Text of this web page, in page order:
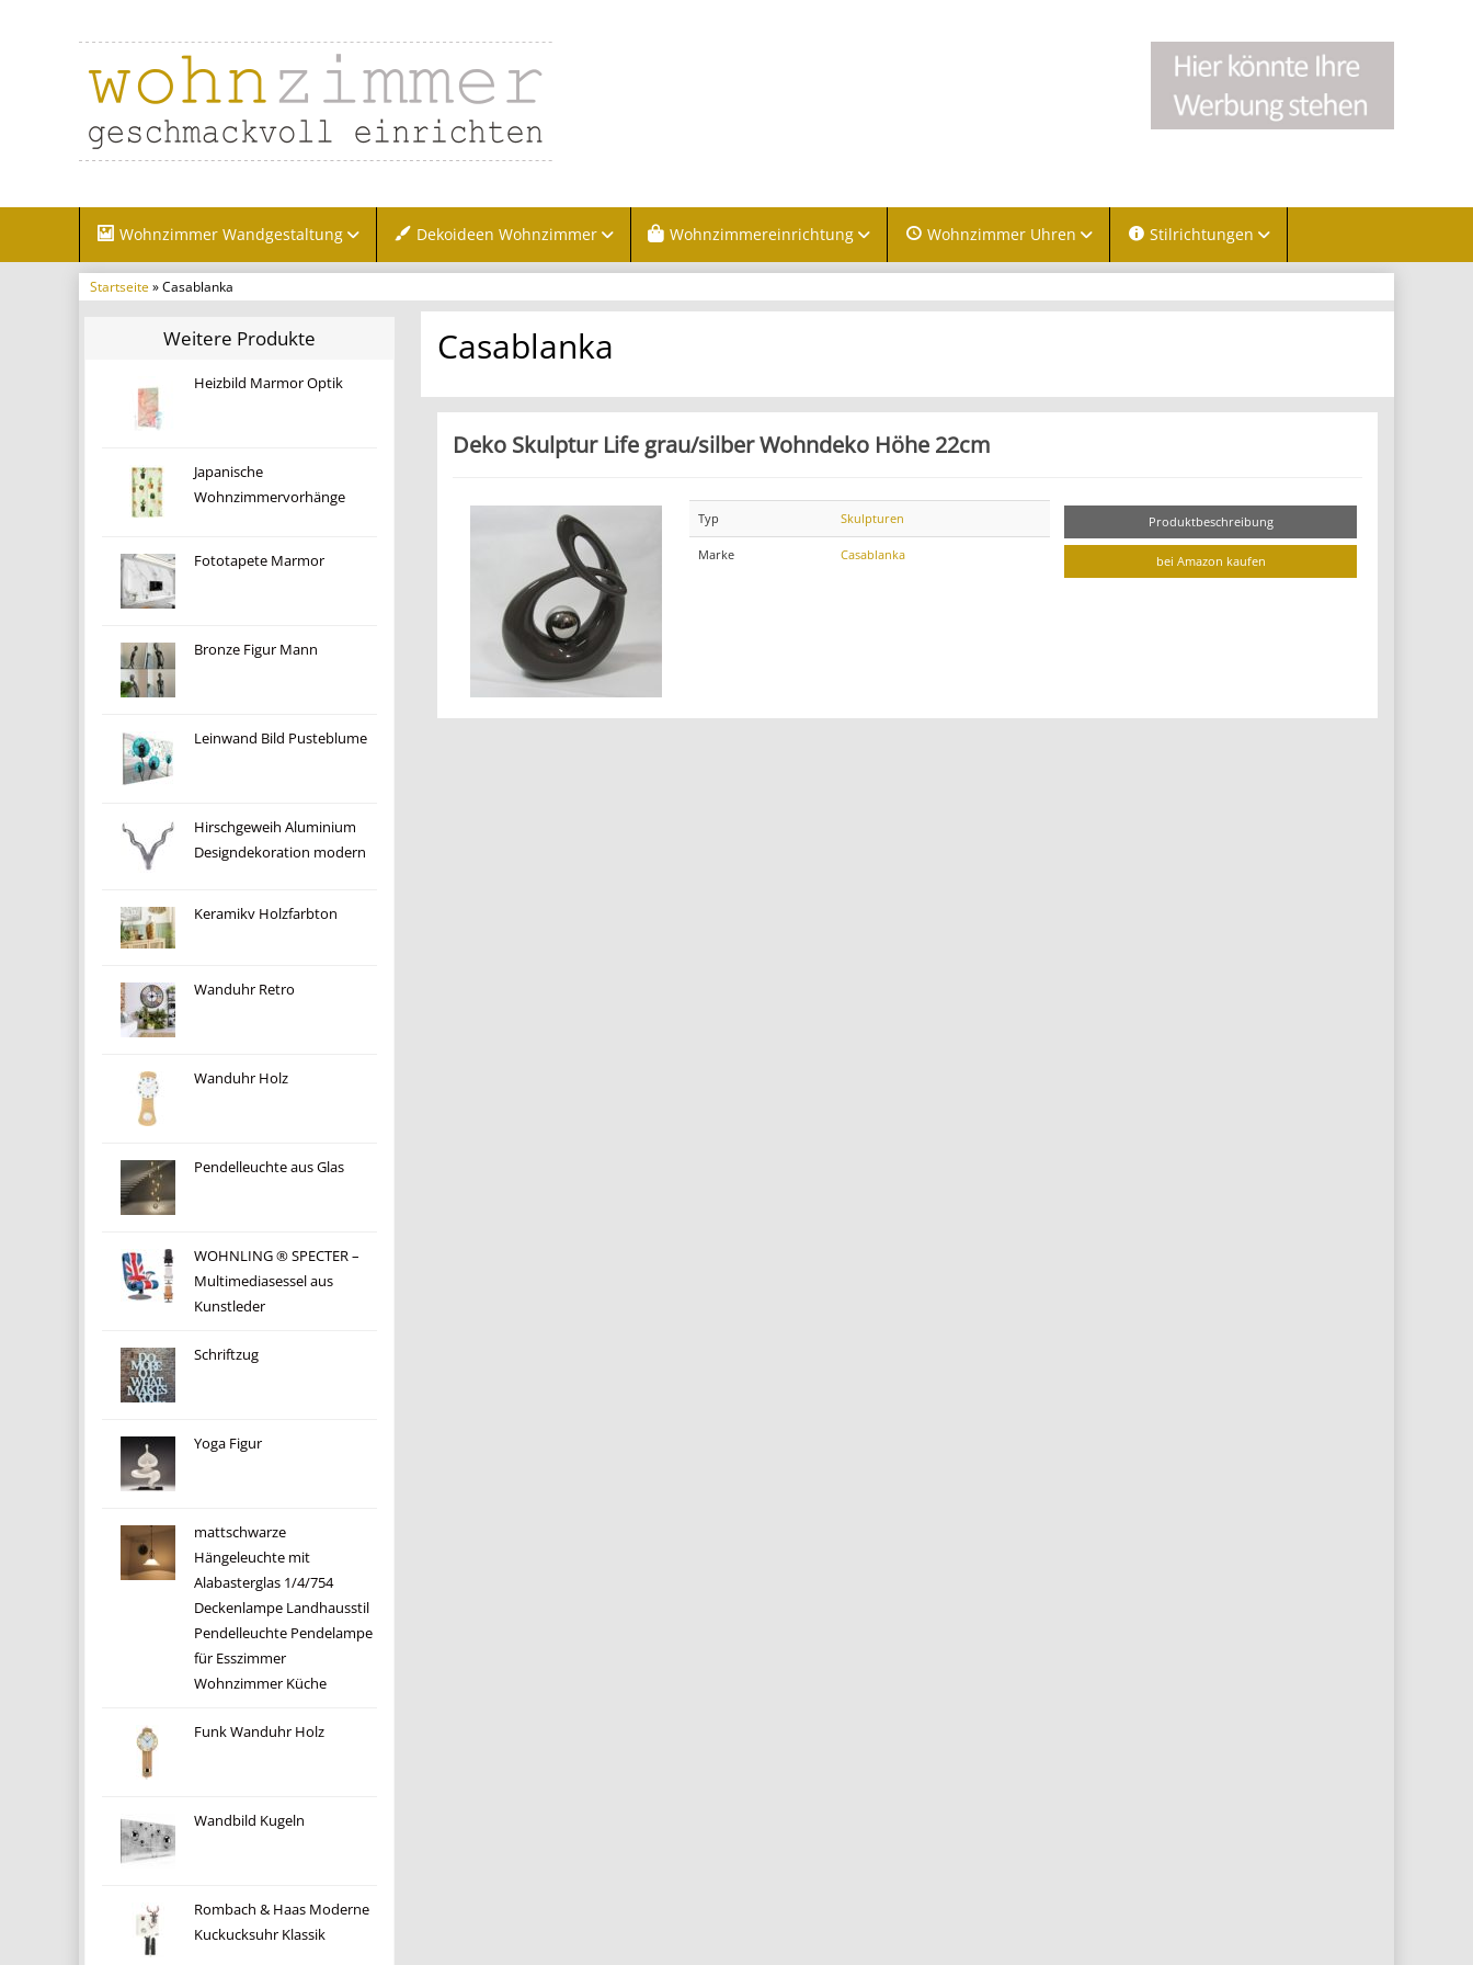
Wohnzimmer Wandgestaltung Dekoideen Wohnzimmer Wohnzimmereinrichtung Wohnzimmer Uhren Stilrichtungen
Startseite» Casablanka
Weitere Produkte
Heizbild Marmor Optik
Japanische
Wohnzimmervorhänge
Fototapete Marmor
Bronze Figur Mann
Leinwand Bild Pusteblume
Hirschgeweih Aluminium
Designdekoration modern
Keramikv Holzfarbton
Wanduhr Retro
Wanduhr Holz
Pendelleuchte aus Glas
WOHNLING ® SPECTER –
Multimediasessel aus
Kunstleder
Schriftzug
Yoga Figur
mattschwarze
Hängeleuchte mit
Alabasterglas 1/4/754
Deckenlampe Landhausstil
Pendelleuchte Pendelampe
für Esszimmer
Wohnzimmer Küche
Funk Wanduhr Holz
Wandbild Kugeln
Rombach & Haas Moderne
Kuckucksuhr Klassik
Casablanka
Deko Skulptur Life grau/silber Wohndeko Höhe 22cm
Typ Skulpturen
Marke Casablanka
Produktbeschreibung
bei Amazon kaufen